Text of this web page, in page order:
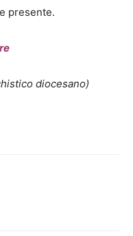
presente.
diocesano)